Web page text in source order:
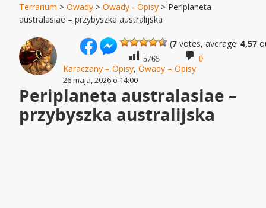
Terrarium >Owady >Owady - Opisy > Periplaneta
australasiae – przybyszka australijska
(7 votes, average:4,57
5765 0
Karaczany – Opisy,Owady – Opisy
26 maja, 2026 o 14:00
Periplaneta australasiae –
przybyszka australijska